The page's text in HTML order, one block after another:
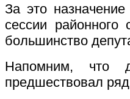
За это
сессии районного
большинство
Напомним, что
предшествовал